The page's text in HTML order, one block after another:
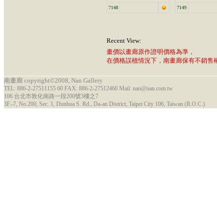
7148 7149
Recent View:
畫價以畫廊原作證明價格為準，
在價格誤植情況下，南畫廊保有不銷售
南畫廊 copyright©2008, Nan Gallery
TEL: 886-2-27511155 60 FAX: 886-2-27512460 Mail: nan@nan.com.tw
106 台北市敦化南路一段200號3樓之7
3F.-7, No.200, Sec. 1, Dunhua S. Rd., Da-an District, Taipei City 106, Taiwan (R.O.C.)